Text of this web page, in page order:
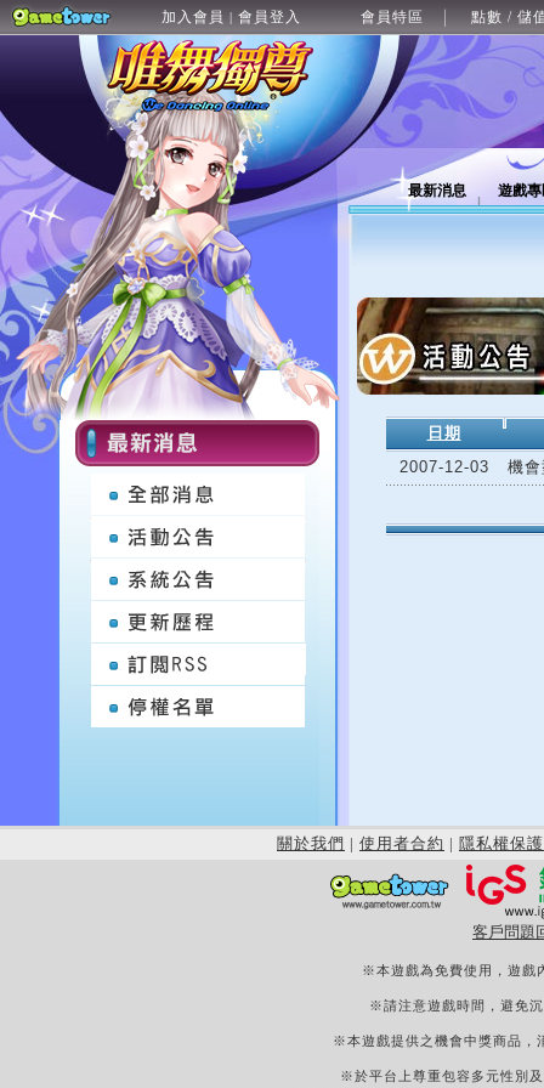
加入會員 | 會員登入 會員特區 點數 / 儲
最新消息 遊戲
日期
2007-12-03
機
關於我們 | 使用者合約 | 隱私權保護
客戶問題
※本遊戲為免費使用，遊戲
※請注意遊戲時間，避免
※本遊戲提供之機會中獎商品，
※於平台上尊重包容多元性別